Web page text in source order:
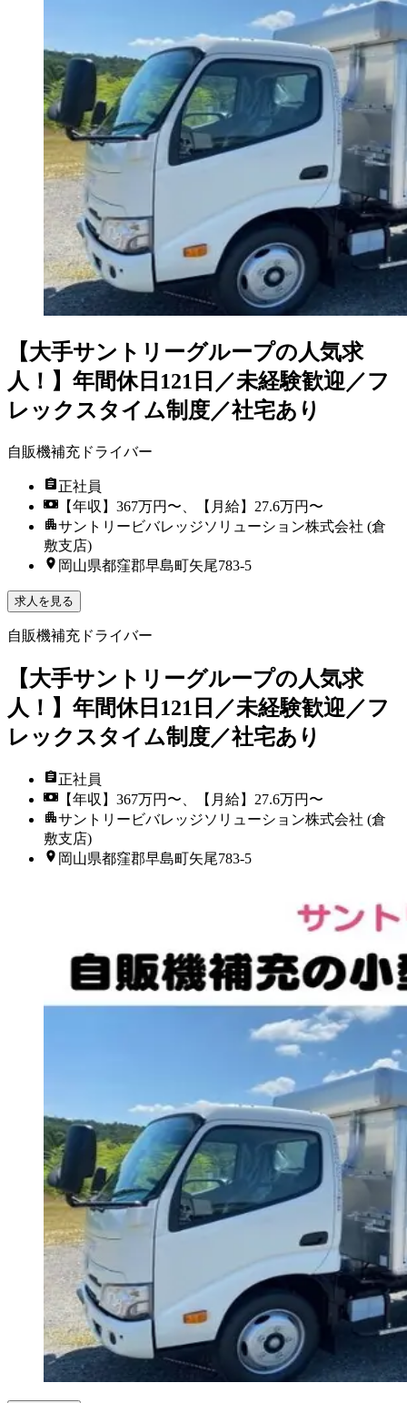
【大手サントリーグループの人気求
人！】年間休日121日／未経験歓迎／フ
レックスタイム制度／社宅あり
自販機補充ドライバー
正社員
【年収】367万円〜、【月給】27.6万円〜
サントリービバレッジソリューション株式会社 (倉
敷支店)
岡山県都窪郡早島町矢尾783-5
求人を見る
自販機補充ドライバー
【大手サントリーグループの人気求
人！】年間休日121日／未経験歓迎／フ
レックスタイム制度／社宅あり
正社員
【年収】367万円〜、【月給】27.6万円〜
サントリービバレッジソリューション株式会社 (倉
敷支店)
岡山県都窪郡早島町矢尾783-5